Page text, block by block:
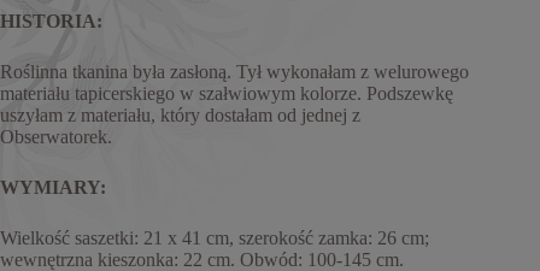
HISTORIA:
Roślinna tkanina była zasłoną. Tył wykonałam z welurowego
materiału tapicerskiego w szałwiowym kolorze. Podszewkę
uszyłam z materiału, który dostałam od jednej z
Obserwatorek.
WYMIARY:
Wielkość saszetki: 21 x 41 cm, szerokość zamka: 26 cm;
wewnętrzna kieszonka: 22 cm. Obwód: 100-145 cm.